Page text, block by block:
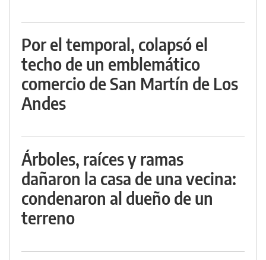
Por el temporal, colapsó el
techo de un emblemático
comercio de San Martín de Los
Andes
Árboles, raíces y ramas
dañaron la casa de una vecina:
condenaron al dueño de un
terreno